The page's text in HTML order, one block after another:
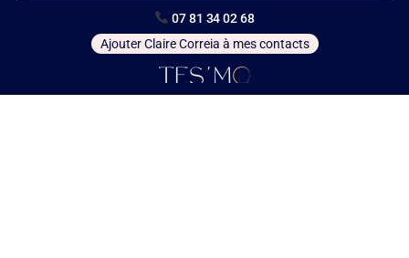
07 81 34 02 68
Ajouter Claire Correia à mes contacts